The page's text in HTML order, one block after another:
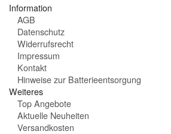
Information
AGB
Datenschutz
Widerrufsrecht
Impressum
Kontakt
Hinweise zur Batterieentsorgung
Weiteres
Top Angebote
Aktuelle Neuheiten
Versandkosten